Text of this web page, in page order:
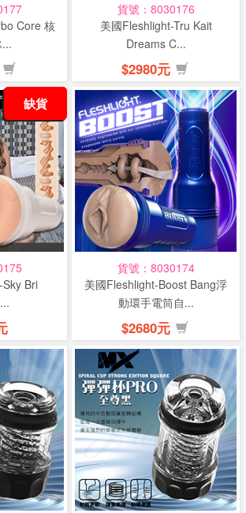
Core 核
貨號：8030176
美國Fleshlight-Tru Kait
Dreams C...
$2980元
Bri
缺貨
貨號：8030174
美國Fleshlight-Boost Bang浮
動環手電筒自...
$2680元